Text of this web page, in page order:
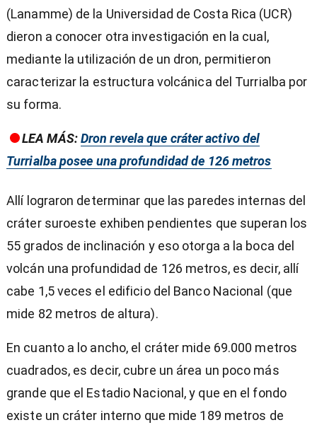
(Lanamme) de la Universidad de Costa Rica (UCR)
dieron a conocer otra investigación en la cual,
mediante la utilización de un dron, permitieron
caracterizar la estructura volcánica del Turrialba por
su forma.
LEA MÁS:Dron revela que cráter activo del
Turrialba posee una profundidad de 126 metros
Allí lograron determinar que las paredes internas del
cráter suroeste exhiben pendientes que superan los
55 grados de inclinación y eso otorga a la boca del
volcán una profundidad de 126 metros, es decir, allí
cabe 1,5 veces el edificio del Banco Nacional (que
mide 82 metros de altura).
En cuanto a lo ancho, el cráter mide 69.000 metros
cuadrados, es decir, cubre un área un poco más
grande que el Estadio Nacional, y que en el fondo
existe un cráter interno que mide 189 metros de